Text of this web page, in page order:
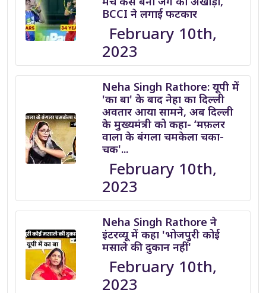
BCCI ने लगाई फटकार
February 10th,
2023
Neha Singh Rathore: यूपी में
'का बा' के बाद नेहा का दिल्ली
अवतार आया सामने, अब दिल्ली
के मुख्यमंत्री को कहा- ‘मफ़लर
वाला के बंगला चमकेला चका-
चक'...
February 10th,
2023
Neha Singh Rathore ने
इंटरव्यू में कहा 'भोजपुरी कोई
मसाले की दुकान नहीं'
February 10th,
2023